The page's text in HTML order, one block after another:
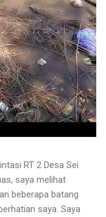
RT 2 Desa Sei
saya melihat
beberapa batang
saya. Saya